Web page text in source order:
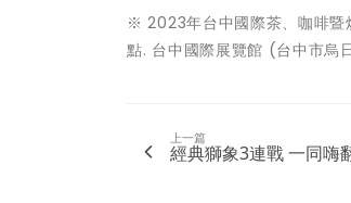
※ 2023年台中國際茶、咖啡
點. 台中國際展覽館 (台中市烏
上一篇
經典獅象3連戰 一同嗨